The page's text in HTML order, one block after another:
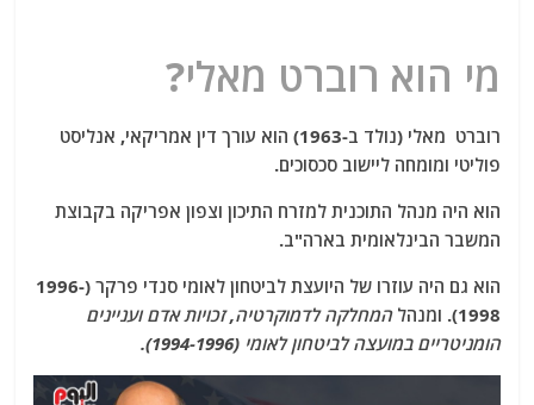
מי הוא רוברט מאלי?
רוברט מאלי (נולד ב-1963) הוא עורך דין אמריקאי, אנליסט
פוליטי ומומחה ליישוב סכסוכים.
הוא היה מנהל התוכנית למזרח התיכון וצפון אפריקה בקבוצת
המשבר הבינלאומית בארה"ב.
הוא גם היה עוזרו של היועצת לביטחון לאומי סנדי פרקר (1996-
1998). ומנהל
המחלקה לדמוקרטיה, זכויות אדם ועניינים
הומניטריים במועצה לביטחון לאומי (1994-1996).